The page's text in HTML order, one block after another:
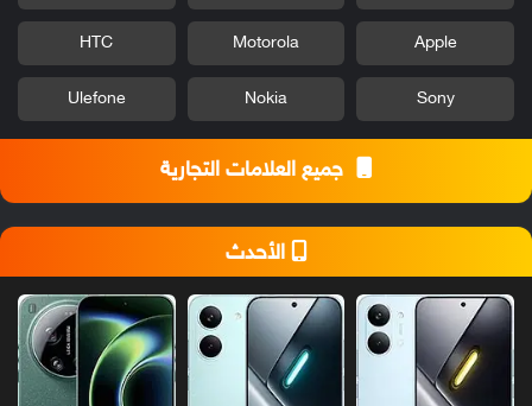
Apple
Motorola
HTC
Sony
Nokia
Ulefone
جميع العلامات التجارية
الأحدث